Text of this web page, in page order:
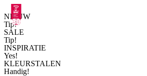
NIEUW
Tip!
SALE
Tip!
INSPIRATIE
Yes!
KLEURSTALEN
Handig!